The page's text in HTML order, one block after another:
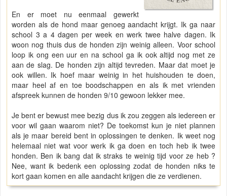
En er moet nu eenmaal gewerkt
worden als de hond maar genoeg aandacht krijgt. Ik ga naar
school 3 a 4 dagen per week en werk twee halve dagen. Ik
woon nog thuis dus de honden zijn weinig alleen. Voor school
loop ik ong een uur en na school ga ik ook altijd nog met ze
aan de slag. De honden zijn altijd tevreden. Maar dat moet je
ook willen. Ik hoef maar weinig in het huishouden te doen,
maar heel af en toe boodschappen en als ik met vrienden
afspreek kunnen de honden 9/10 gewoon lekker mee.
Je bent er bewust mee bezig dus ik zou zeggen als iedereen er
voor wil gaan waarom niet? De toekomst kun je niet plannen
als je maar bereid bent in oplossingen te denken. Ik weet nog
helemaal niet wat voor werk ik ga doen en toch heb ik twee
honden. Ben ik bang dat ik straks te weinig tijd voor ze heb ?
Nee, want ik bedenk een oplossing zodat de honden niks te
kort gaan komen en alle aandacht krijgen die ze verdienen.